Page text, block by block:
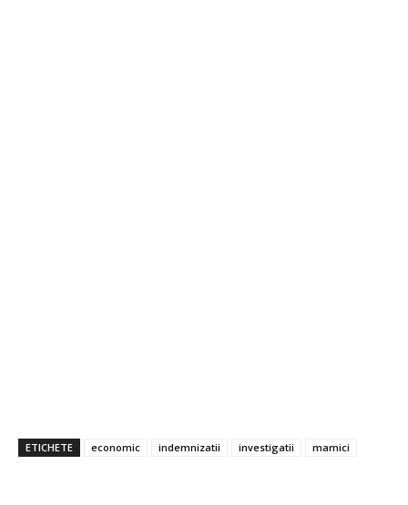
ETICHETE economic indemnizatii investigatii mamici